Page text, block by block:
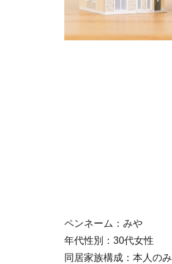
ペンネーム：みや
年代性別：30代女性
同居家族構成：本人のみ